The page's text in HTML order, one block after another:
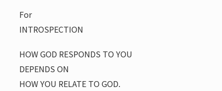
For
INTROSPECTION
HOW GOD RESPONDS TO YOU
DEPENDS ON
HOW YOU RELATE TO GOD.